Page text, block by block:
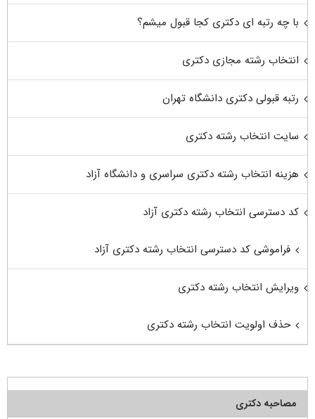
با چه رتبه ای دکتری کجا قبول میشم؟
انتخاب رشته مجازی دکتری
رتبه قبولی دکتری دانشگاه تهران
سایت انتخاب رشته دکتری
هزینه انتخاب رشته دکتری سراسری و دانشگاه آزاد
کد دسترسی انتخاب رشته دکتری آزاد
فراموشی کد دسترسی انتخاب رشته دکتری آزاد
ویرایش انتخاب رشته دکتری
حذف اولویت انتخاب رشته دکتری
مصاحبه دکتری